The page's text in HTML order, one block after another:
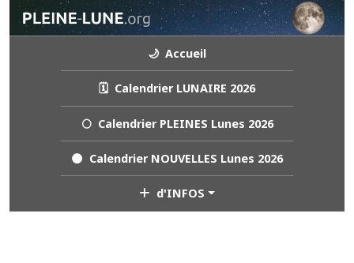
🌙 Accueil
🗓️ Calendrier LUNAIRE 2026
🌕 Calendrier PLEINES Lunes 2026
🌑 Calendrier NOUVELLES Lunes 2026
d'INFOS